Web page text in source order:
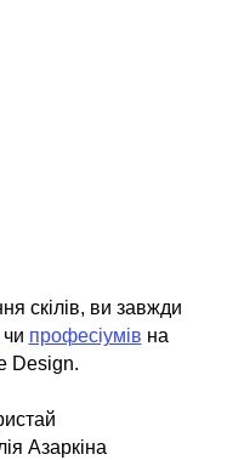
скілів, ви завжди
чи професіумів на
Design.
Азаркіна